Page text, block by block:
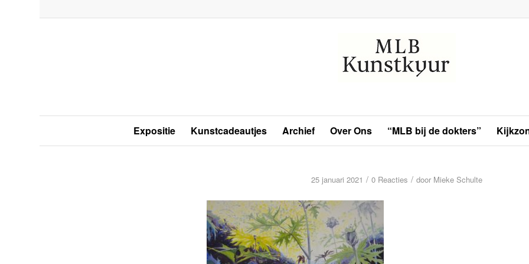
Expositie Kunstcadeautjes Archief Over Ons “MLB bij de dokters”
25 januari 2021 / 0 Reacties / door Mieke Schulte